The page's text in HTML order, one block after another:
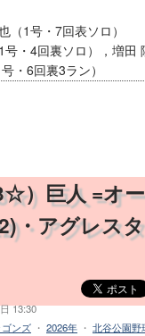
（1号・7回表ソロ）
号・4回裏ソロ），増田
・6回裏3ラン）
）巨人 =オ
・アグレス
13:30
ンズ ・ 2026年 ・ 北谷公園野